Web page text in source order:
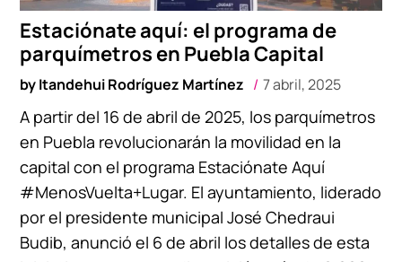
Estaciónate aquí: el programa de
parquímetros en Puebla Capital
byItandehui Rodríguez Martínez 7 abril, 2025
A partir del 16 de abril de 2025, los parquímetros
en Puebla revolucionarán la movilidad en la
capital con el programa Estaciónate Aquí
#MenosVuelta+Lugar. El ayuntamiento, liderado
por el presidente municipal José Chedraui
Budib, anunció el 6 de abril los detalles de esta